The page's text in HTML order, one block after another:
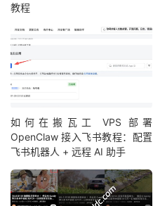
教程
如何在搬瓦工 VPS 部署
OpenClaw 接入飞书教程：配置
飞书机器人 + 远程 AI 助手